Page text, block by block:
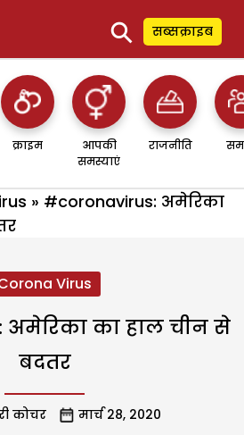
⚲ सब्सक्राइब
क्राइम
आपकी
समस्याएं
राजनीति
» #coronavirus: अमेरिका
Virus
का हाल चीन से
बदतर
कोचर मार्च 28, 2020